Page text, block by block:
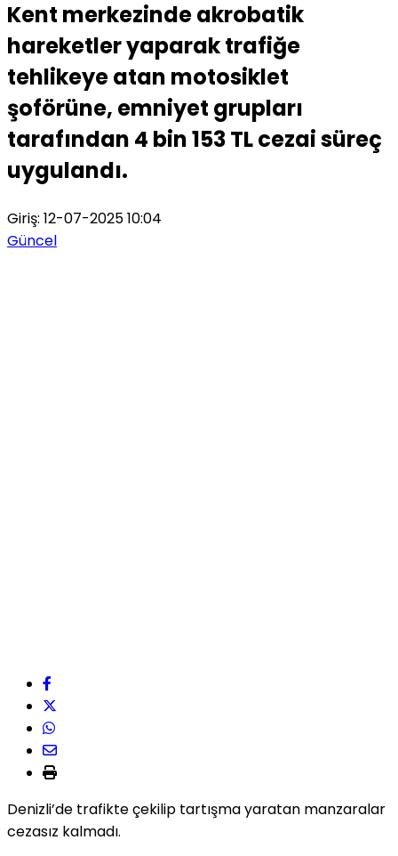
Kent merkezinde akrobatik
hareketler yaparak trafiğe
tehlikeye atan motosiklet
şoförüne, emniyet grupları
tarafından 4 bin 153 TL cezai süreç
uygulandı.
Giriş: 12-07-2025 10:04
Güncel
Denizli’de trafikte çekilip tartışma yaratan manzaralar
cezasız kalmadı.